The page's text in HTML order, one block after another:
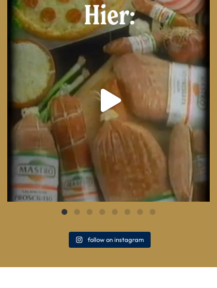
From wood-paneled basements to candlelit condo...
8 0
follow on instagram